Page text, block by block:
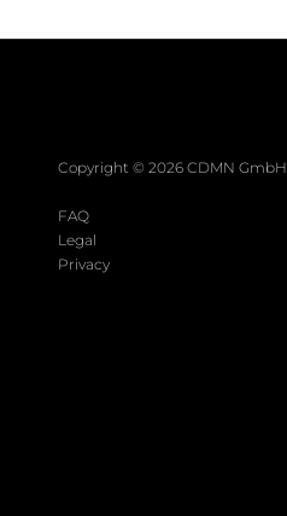
Copyright © 2026 CDMN GmbH
FAQ
Legal
Privacy